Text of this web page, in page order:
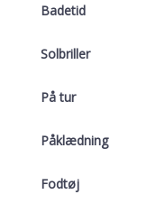
Badetid
Solbriller
På tur
Påklædning
Fodtøj